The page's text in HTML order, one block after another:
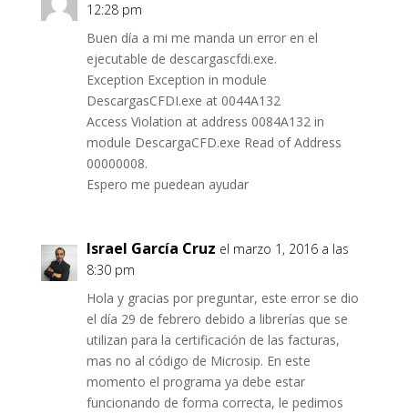
12:28 pm
Buen día a mi me manda un error en el
ejecutable de descargascfdi.exe.
Exception Exception in module
DescargasCFDI.exe at 0044A132
Access Violation at address 0084A132 in
module DescargaCFD.exe Read of Address
00000008.
Espero me puedean ayudar
Israel García Cruz el marzo 1, 2016 a las
8:30 pm
Hola y gracias por preguntar, este error se dio
el día 29 de febrero debido a librerías que se
utilizan para la certificación de las facturas,
mas no al código de Microsip. En este
momento el programa ya debe estar
funcionando de forma correcta, le pedimos